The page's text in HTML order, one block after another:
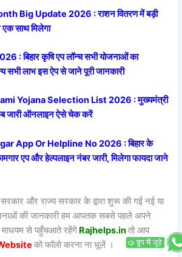
Big Update 2026 : राशन वितरण में बड़ी
एक साथ मिलेगा
: बिहार कृषि एप लॉन्च सभी योजनाओं का
लाभ इस ऐप से जाने पूरी जानकारी
Yojana Selection List 2026 : मुख्यमंत्री
जारी ऑनलाइन ऐसे चेक करें
App Or Helpline No 2026 : बिहार के
एप और हेल्पलाइन नंबर जारी, मिलेगा फायदा जाने
और राज्य सरकार के द्वारा शुरू की गई नई या
की जानकारी हम आपतक सबसे पहले अपने
से पहुँचआते रहेंगे Rajhelps.inतो आप
को फॉलो करना ना भूलें ।